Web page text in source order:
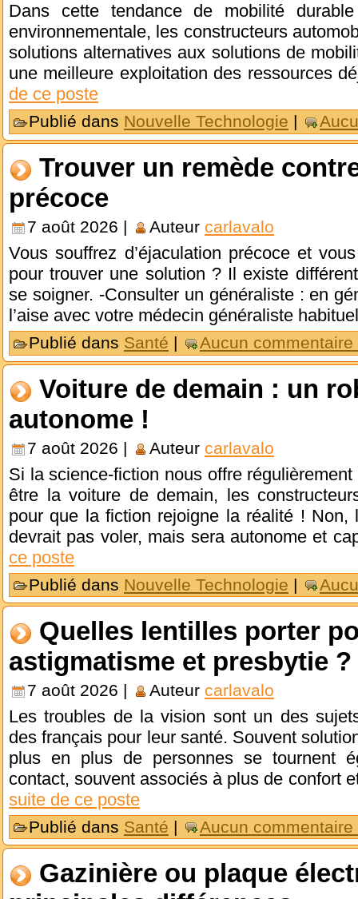
Dans cette tendance de mobilité
environnementale, les constructeurs
solutions alternatives aux solutions de
une meilleure exploitation des ressources
de ce poste
Publié dans Nouvelle Technologie |
Trouver un remède
précoce
7 août 2026 | Auteur carlavalo
Vous souffrez d’éjaculation précoce et
pour trouver une solution ? Il existe
se soigner. -Consulter un généraliste : en
l’aise avec votre médecin généraliste
Publié dans Santé | Aucun commentaire
Voiture de demain : un
autonome !
7 août 2026 | Auteur carlavalo
Si la science-fiction nous offre
être la voiture de demain, les
pour que la fiction rejoigne la réalité ! Non,
devrait pas voler, mais sera autonome et
ce poste
Publié dans Nouvelle Technologie |
Quelles lentilles porter
astigmatisme et presbytie ?
7 août 2026 | Auteur carlavalo
Les troubles de la vision sont un des
des français pour leur santé. Souvent
plus en plus de personnes se tournent
contact, souvent associés à plus de confort
suite de ce poste
Publié dans Santé | Aucun commentaire
Gazinière ou plaque